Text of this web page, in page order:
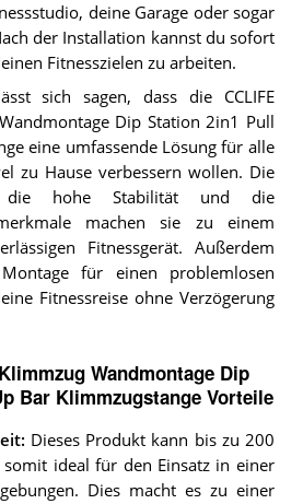
deine Garage oder sogar
der Installation kannst du sofort
Fitnesszielen zu arbeiten.
sich sagen, dass die CCLIFE
Dip Station 2in1 Pull
eine umfassende Lösung für alle
zu Hause verbessern wollen. Die
die hohe Stabilität und die
machen sie zu einem
Fitnessgerät. Außerdem
für einen problemlosen
Fitnessreise ohne Verzögerung
Wandmontage Dip
Bar Klimmzugstange Vorteile
: Dieses Produkt kann bis zu 200
ideal für den Einsatz in einer
Dies macht es zu einer